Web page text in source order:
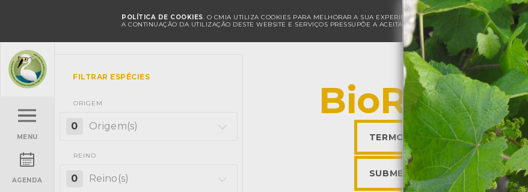
POLÍTICA DE COOKIES. O CMIA UTILIZA COOKIES PARA MELHORAR A SUA EXPERIÊNCIA DE NAVEGAÇÃO E PARA FINS
A CONTINUAÇÃO DA UTILIZAÇÃO DESTE WEBSITE E SERVIÇOS PRESSUPÕE A ACEITAÇÃO DA UTILIZAÇÃO DE COOKIES.
MENU
AGENDA
FILTRAR ESPÉCIES
ORIGEM
0 Origem(s)
REINO
0 Reino(s)
BioRegisto
TERMOS DE UTILIZAÇÃO
SUBMETER OBSERVAÇÃO